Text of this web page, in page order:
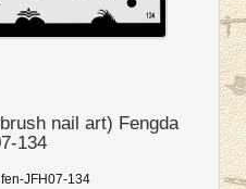
nail art) Fengda
134
fen-JFH07-134